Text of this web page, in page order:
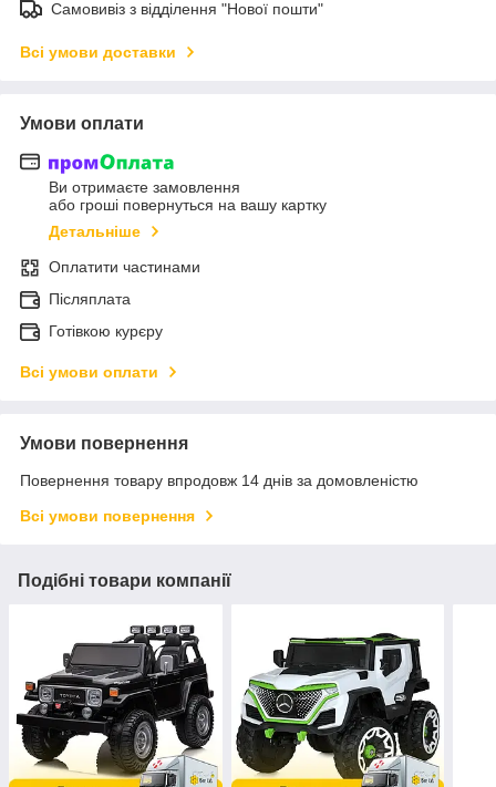
Самовивіз з відділення "Нової пошти"
Всі умови доставки
Умови оплати
Ви отримаєте замовлення
або гроші повернуться на вашу картку
Детальніше
Оплатити частинами
Післяплата
Готівкою курєру
Всі умови оплати
Умови повернення
Повернення товару впродовж 14 днів за домовленістю
Всі умови повернення
Подібні товари компанії